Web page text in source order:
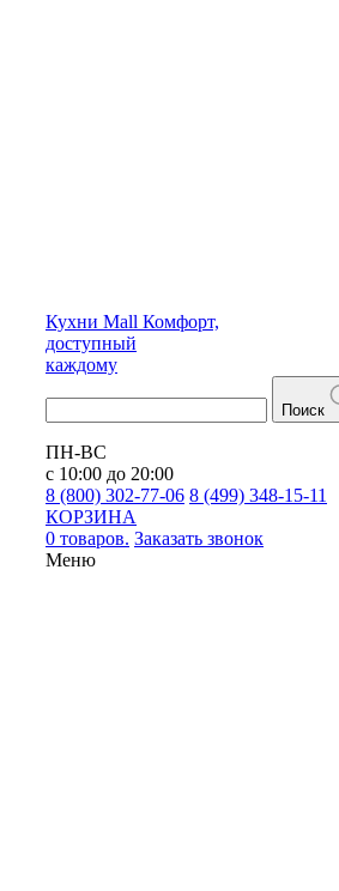
Кухни Mall Комфорт,
доступный
каждому
Поиск
ПН-ВС
с 10:00 до 20:00
8 (800) 302-77-06 8 (499) 348-15-11
КОРЗИНА
0 товаров. Заказать звонок
Меню